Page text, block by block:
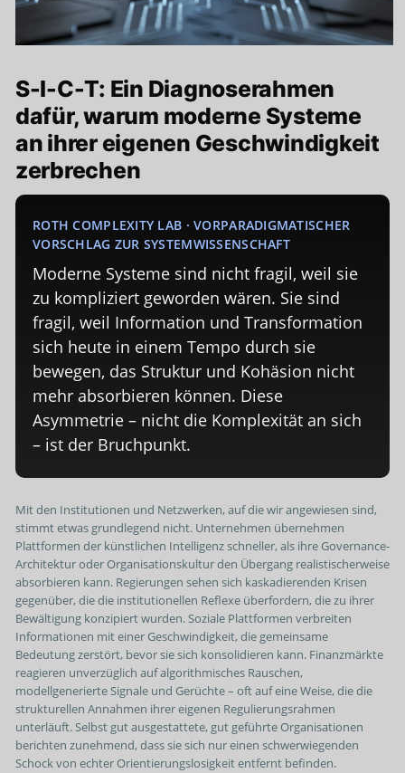
S-I-C-T: Ein Diagnoserahmen
dafür, warum moderne Systeme
an ihrer eigenen Geschwindigkeit
zerbrechen
ROTH COMPLEXITY LAB · VORPARADIGMATISCHER
VORSCHLAG ZUR SYSTEMWISSENSCHAFT
Moderne Systeme sind nicht fragil, weil sie
zu kompliziert geworden wären. Sie sind
fragil, weil Information und Transformation
sich heute in einem Tempo durch sie
bewegen, das Struktur und Kohäsion nicht
mehr absorbieren können. Diese
Asymmetrie – nicht die Komplexität an sich
– ist der Bruchpunkt.
Mit den Institutionen und Netzwerken, auf die wir angewiesen sind,
stimmt etwas grundlegend nicht. Unternehmen übernehmen
Plattformen der künstlichen Intelligenz schneller, als ihre Governance-
Architektur oder Organisationskultur den Übergang realistischerweise
absorbieren kann. Regierungen sehen sich kaskadierenden Krisen
gegenüber, die die institutionellen Reflexe überfordern, die zu ihrer
Bewältigung konzipiert wurden. Soziale Plattformen verbreiten
Informationen mit einer Geschwindigkeit, die gemeinsame
Bedeutung zerstört, bevor sie sich konsolidieren kann. Finanzmärkte
reagieren unverzüglich auf algorithmisches Rauschen,
modellgenerierte Signale und Gerüchte – oft auf eine Weise, die die
strukturellen Annahmen ihrer eigenen Regulierungsrahmen
unterläuft. Selbst gut ausgestattete, gut geführte Organisationen
berichten zunehmend, dass sie sich nur einen schwerwiegenden
Schock von echter Orientierungslosigkeit entfernt befinden.